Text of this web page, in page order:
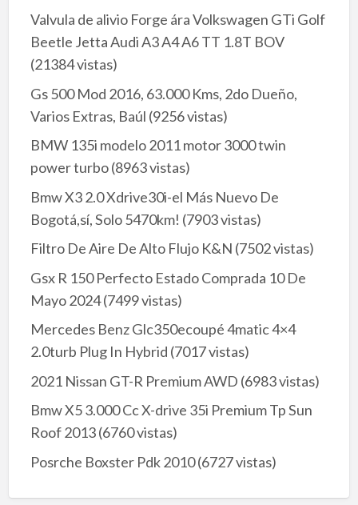
Valvula de alivio Forge ára Volkswagen GTi Golf
Beetle Jetta Audi A3 A4 A6 TT 1.8T BOV
(21384 vistas)
Gs 500 Mod 2016, 63.000 Kms, 2do Dueño,
Varios Extras, Baúl (9256 vistas)
BMW 135i modelo 2011 motor 3000 twin
power turbo(8963 vistas)
Bmw X3 2.0 Xdrive30i-el Más Nuevo De
Bogotá,sí, Solo 5470km! (7903 vistas)
Filtro De Aire De Alto Flujo K&N (7502 vistas)
Gsx R 150 Perfecto Estado Comprada 10 De
Mayo 2024(7499 vistas)
Mercedes Benz Glc350ecoupé 4matic 4×4
2.0turb Plug In Hybrid (7017 vistas)
2021 Nissan GT-R Premium AWD (6983 vistas)
Bmw X5 3.000 Cc X-drive 35i Premium Tp Sun
Roof 2013(6760 vistas)
Posrche Boxster Pdk 2010(6727 vistas)